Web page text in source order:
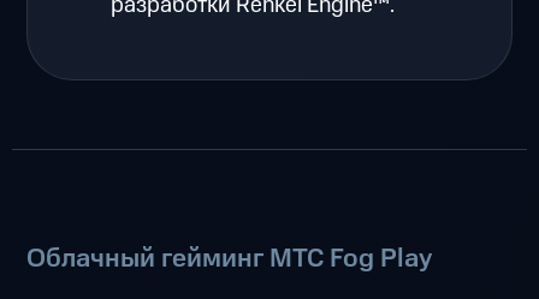
Облачный гейминг МТС Fog Play